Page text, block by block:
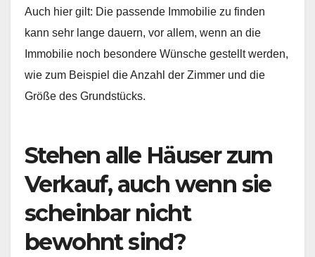
Auch hier gilt: Die passende Immobilie zu finden
kann sehr lange dauern, vor allem, wenn an die
Immobilie noch besondere Wünsche gestellt werden,
wie zum Beispiel die Anzahl der Zimmer und die
Größe des Grundstücks.
Stehen alle Häuser zum
Verkauf, auch wenn sie
scheinbar nicht
bewohnt sind?